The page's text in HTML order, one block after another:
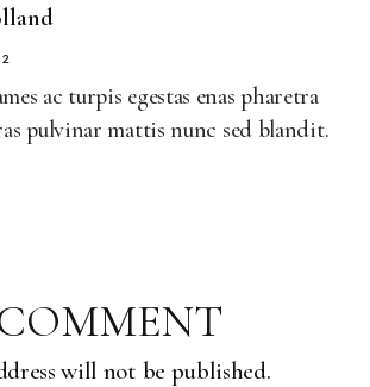
ac turpis egestas enas pharetra
pulvinar mattis nunc sed blandit.
will not be published.